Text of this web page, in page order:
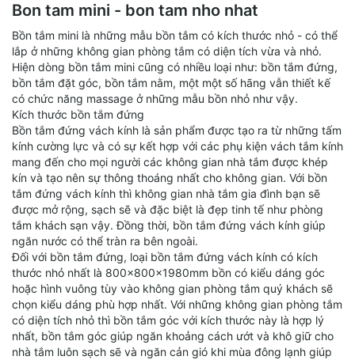
Bon tam mini - bon tam nho nhat
Bồn tắm mini là những mẫu bồn tắm có kích thước nhỏ - có thể
lắp ở những không gian phòng tắm có diện tích vừa và nhỏ.
Hiện dòng bồn tắm mini cũng có nhiều loại như: bồn tắm đứng,
bồn tắm đặt góc, bồn tắm nằm, một một số hãng vẫn thiết kế
có chức năng massage ở những mẫu bồn nhỏ như vậy.
Kích thước bồn tắm đứng
Bồn tắm đứng vách kính là sản phẩm được tạo ra từ những tấm
kính cường lực và có sự kết hợp với các phụ kiện vách tắm kính
mang đến cho mọi người các không gian nhà tắm được khép
kín và tạo nên sự thông thoáng nhất cho không gian. Với bồn
tắm đứng vách kính thì không gian nhà tắm gia đình bạn sẽ
được mở rộng, sạch sẽ và đặc biệt là đẹp tinh tế như phòng
tắm khách sạn vậy. Đồng thời, bồn tắm đứng vách kính giúp
ngăn nước có thể tràn ra bên ngoài.
Đối với bồn tắm đứng, loại bồn tắm đứng vách kính có kích
thước nhỏ nhất là 800x800x1980mm bồn có kiểu dáng góc
hoặc hình vuông tùy vào không gian phòng tắm quý khách sẽ
chọn kiểu dáng phù hợp nhất. Với những không gian phòng tắm
có diện tích nhỏ thì bồn tắm góc với kích thước này là hợp lý
nhất, bồn tắm góc giúp ngăn khoảng cách ướt và khô giữ cho
nhà tắm luôn sạch sẽ và ngăn cản gió khi mùa đông lạnh giúp